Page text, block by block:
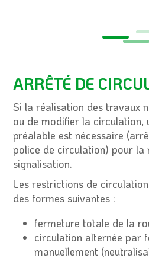
ARRÊTÉ DE
Si la réalisation des travaux
ou de modifier la circulation,
préalable est nécessaire
police de circulation) pour la
signalisation.
Les restrictions de
des formes suivantes :
fermeture totale de la
circulation alternée par
manuellement